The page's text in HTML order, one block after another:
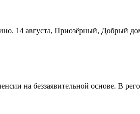
14 августа, Приозёрный, Добрый
на беззаявительной основе. В